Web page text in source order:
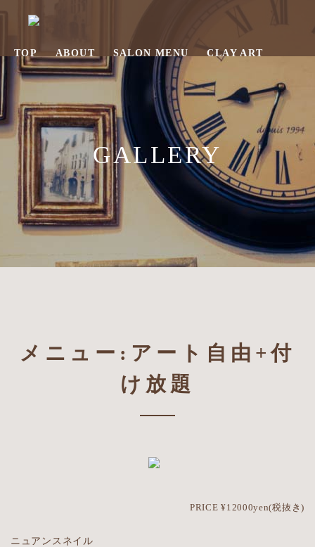
TOP ABOUT SALON MENU
CLAY ART
EMBROIDARY
GALLERY
CONTACT
026-466-6372
LINEで予約
GALLERY
メニュー:アート自由+付
け放題
PRICE ¥12000yen(税抜き)
ニュアンスネイル